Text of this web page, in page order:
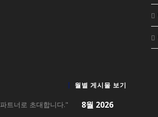
트너로 초대합니다."
월별 게시물 보기
8월 2026